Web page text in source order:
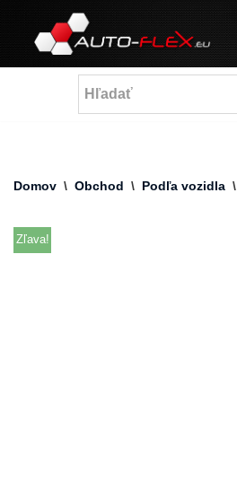
Prejsť
na
Domov \ Obchod \ Podľa vozidla \
Zľava!